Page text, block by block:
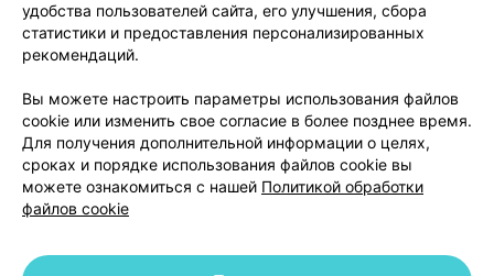
Размещение рекламы
Медицинский маркетинг
Публичный договор
Доставка
Способы оплаты
Вакансии
Партнеры
Написать руководителю 103.by
Написать в поддержку
Персональные настройки Cookie
удобства пользователей сайта, его улучшения, сбора
статистики и предоставления персонализированных
рекомендаций.
Вы можете настроить параметры использования файлов
cookie или изменить свое согласие в более позднее время.
Для получения дополнительной информации о целях,
сроках и порядке использования файлов cookie вы
можете ознакомиться с нашей Политикой обработки
файлов cookie